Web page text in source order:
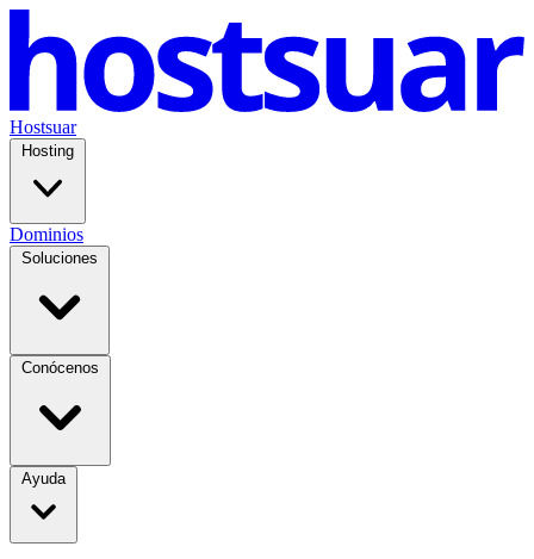
Hostsuar
Hosting
Dominios
Soluciones
Conócenos
Ayuda